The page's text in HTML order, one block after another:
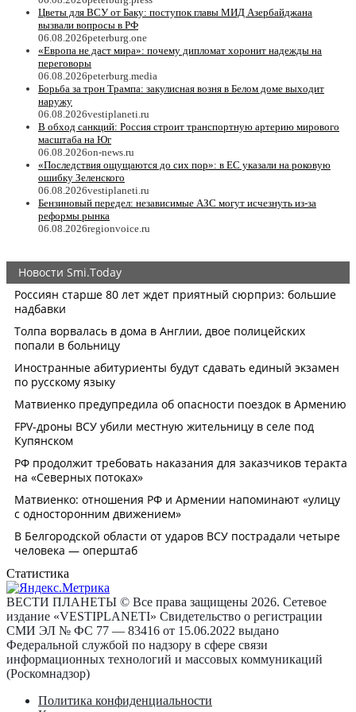
Цветы для ВСУ от Баку: поступок главы МИД Азербайджана
вызвали вопросы в РФ
06.08.2026peterburg.one
«Европа не даст мира»: почему дипломат хоронит надежды на
переговоры
06.08.2026peterburg.media
Борьба за трон Трампа: закулисная возня в Белом доме выходит
наружу
06.08.2026vestiplaneti.ru
В обход санкций: Россия строит транспортную артерию мирового
масштаба на Юг
06.08.2026on-news.ru
«Последствия ощущаются до сих пор»: в ЕС указали на роковую
ошибку Зеленского
06.08.2026vestiplaneti.ru
Бензиновый передел: независимые АЗС могут исчезнуть из-за
реформы рынка
06.08.2026regionvoice.ru
Статистика
ВЕСТИ ПЛАНЕТЫ © Все права защищены 2026. Сетевое
издание «VESTIPLANETI» Свидетельство о регистрации
СМИ ЭЛ № ФС 77 — 83416 от 15.06.2022 выдано
Федеральной службой по надзору в сфере связи
информационных технологий и массовых коммуникаций
(Роскомнадзор)
Политика конфиденциальности